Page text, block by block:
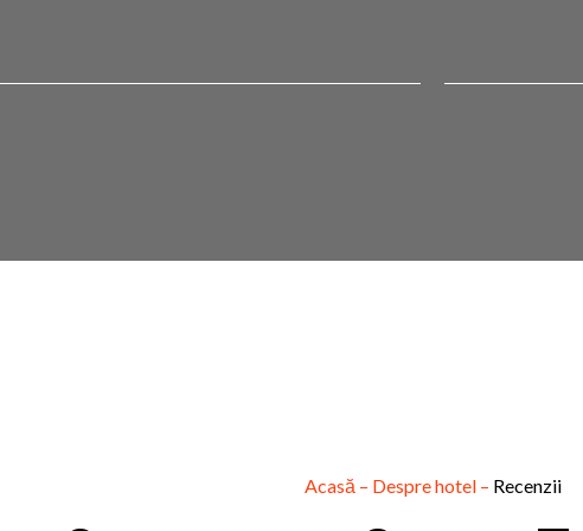
Acasă – Despre hotel – Recenzii